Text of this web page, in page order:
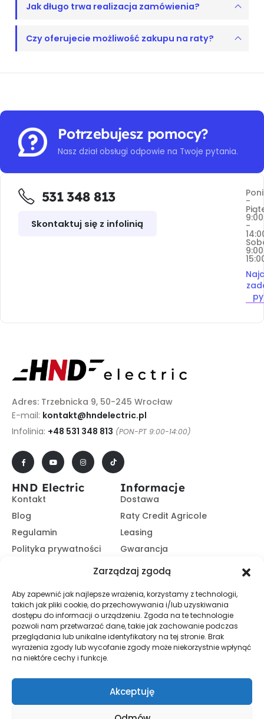
Zarządzaj zgodą
Aby zapewnić jak najlepsze wrażenia, korzystamy z technologii,
takich jak pliki cookie, do przechowywania i/lub uzyskiwania
dostępu do informacji o urządzeniu. Zgoda na te technologie
pozwoli nam przetwarzać dane, takie jak zachowanie podczas
przeglądania lub unikalne identyfikatory na tej stronie. Brak
wyrażenia zgody lub wycofanie zgody może niekorzystnie wpłynąć
na niektóre cechy i funkcje.
Akceptuję
Jak długo trwa realizacja zamówienia?
Czy oferujecie możliwość zakupu na raty?
Potrzebujesz pomocy?
Nasz dział obsługi odpowie na Twoje pytania.
531 348 813
Skontaktuj się z infolinią
-
9:00
-
Adres: Trzebnicka 9, 50-245 Wrocław
E-mail: kontakt@hndelectric.pl
Infolinia: +48 531 348 813 (PON-PT 9:00-14:00)
HND Electric
Kontakt
Blog
Regulamin
Polityka prywatności
Informacje
Dostawa
Raty Credit Agricole
Leasing
Gwarancja
14 dni na zwrot
Program partnerski
Zasubskrybuj nasz Newsletter
Zapisz Się